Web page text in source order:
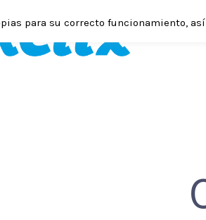
para su correcto funcionamiento,